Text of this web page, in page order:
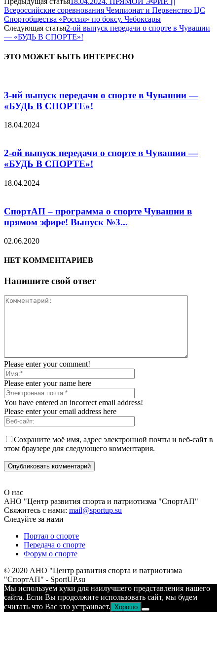
Всероссийские соревнования Чемпионат и Первенство ЦС
Спортобщества «Россия» по боксу. Чебоксары
Следующая статья2-ой выпуск передачи о спорте в Чувашии
— «БУДЬ В СПОРТЕ»!
ЭТО МОЖЕТ БЫТЬ ИНТЕРЕСНО
3-ий выпуск передачи о спорте в Чувашии —
«БУДЬ В СПОРТЕ»!
18.04.2024
2-ой выпуск передачи о спорте в Чувашии —
«БУДЬ В СПОРТЕ»!
18.04.2024
СпортАП – программа о спорте Чувашии в
прямом эфире! Выпуск №3...
02.06.2020
НЕТ КОММЕНТАРИЕВ
Напишите свой ответ
Please enter your comment!
Please enter your name here
You have entered an incorrect email address!
Please enter your email address here
Сохраните моё имя, адрес электронной почты и веб-сайт в
этом браузере для следующего комментария.
О нас
АНО "Центр развития спорта и патриотизма "СпортАП"
Свяжитесь с нами: mail@sportup.su
Следуйте за нами
Портал о спорте
Передача о спорте
Форум о спорте
© 2020 АНО "Центр развития спорта и патриотизма
"СпортАП" - SportUP.su
Мы используем куки для наилучшего представления нашего
сайта. Если Вы продолжите использовать сайт, мы будем
считать что Вас это устраивает. Хорошо